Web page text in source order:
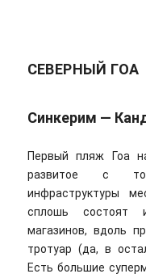
СЕВЕРНЫЙ ГОА
Синкерим —
Первый пляж Гоа
развитое с
инфраструктуры
сплошь состоят
магазинов, вдоль
тротуар (да, в
Есть большие